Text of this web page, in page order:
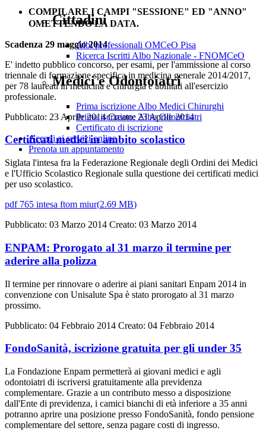
Cittadini
Albi professionali OMCeO Pisa
Ricerca Iscritti Albo Nazionale - FNOMCeO
Medici e Odontoiatri
Prima iscrizione Albo Medici Chirurghi
Prima iscrizione Albo Odontoiatri
Certificato di iscrizione
Accedi ai servizi online
Prenota un appuntamento
COMPILARE I CAMPI "SESSIONE" ED "ANNO"
OMETTENDO LA DATA.
Scadenza 29 maggio 2014
E' indetto pubblico concorso, per esami, per l'ammissione al corso
triennale di formazione specifica in medicina generale 2014/2017,
per 78 laureati in medicina e chirurgia e abilitati all'esercizio
professionale.
Pubblicato: 23 Aprile 2014Creato: 23 Aprile 2014
Certificati medici in ambito scolastico
Siglata l'intesa fra la Federazione Regionale degli Ordini dei Medici
e l'Ufficio Scolastico Regionale sulla questione dei certificati medici
per uso scolastico.
pdf765 intesa ftom miur(2.69 MB)
Pubblicato: 03 Marzo 2014 Creato: 03 Marzo 2014
ENPAM: Prorogato al 31 marzo il termine per
aderire alla polizza
Il termine per rinnovare o aderire ai piani sanitari Enpam 2014 in
convenzione con Unisalute Spa è stato prorogato al 31 marzo
prossimo.
Pubblicato: 04 Febbraio 2014 Creato: 04 Febbraio 2014
FondoSanità, iscrizione gratuita per gli under 35
La Fondazione Enpam permetterà ai giovani medici e agli
odontoiatri di iscriversi gratuitamente alla previdenza
complementare. Grazie a un contributo messo a disposizione
dall'Ente di previdenza, i camici bianchi di età inferiore a 35 anni
potranno aprire una posizione presso FondoSanità, fondo pensione
complementare del settore, senza pagare costi di ingresso.